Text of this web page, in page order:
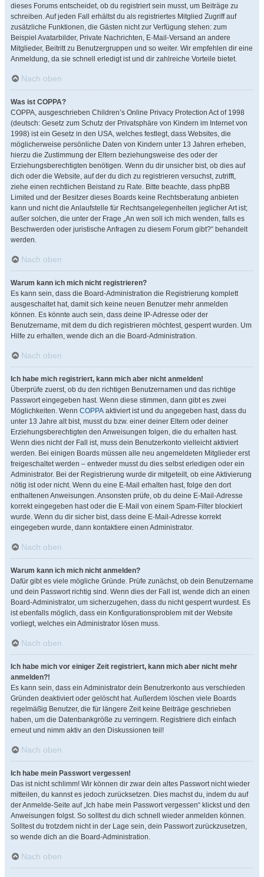
dieses Forums entscheidet, ob du registriert sein musst, um Beiträge zu
schreiben. Auf jeden Fall erhältst du als registriertes Mitglied Zugriff auf
zusätzliche Funktionen, die Gästen nicht zur Verfügung stehen: zum
Beispiel Avatarbilder, Private Nachrichten, E-Mail-Versand an andere
Mitglieder, Beitritt zu Benutzergruppen und so weiter. Wir empfehlen dir eine
Anmeldung, da sie schnell erledigt ist und dir zahlreiche Vorteile bietet.
Nach oben
Was ist COPPA?
COPPA, ausgeschrieben Children’s Online Privacy Protection Act of 1998
(deutsch: Gesetz zum Schutz der Privatsphäre von Kindern im Internet von
1998) ist ein Gesetz in den USA, welches festlegt, dass Websites, die
möglicherweise persönliche Daten von Kindern unter 13 Jahren erheben,
hierzu die Zustimmung der Eltern beziehungsweise des oder der
Erziehungsberechtigten benötigen. Wenn du dir unsicher bist, ob dies auf
dich oder die Website, auf der du dich zu registrieren versuchst, zutrifft,
ziehe einen rechtlichen Beistand zu Rate. Bitte beachte, dass phpBB
Limited und der Besitzer dieses Boards keine Rechtsberatung anbieten
kann und nicht die Anlaufstelle für Rechtsangelegenheiten jeglicher Art ist;
außer solchen, die unter der Frage „An wen soll ich mich wenden, falls es
Beschwerden oder juristische Anfragen zu diesem Forum gibt?“ behandelt
werden.
Nach oben
Warum kann ich mich nicht registrieren?
Es kann sein, dass die Board-Administration die Registrierung komplett
ausgeschaltet hat, damit sich keine neuen Benutzer mehr anmelden
können. Es könnte auch sein, dass deine IP-Adresse oder der
Benutzername, mit dem du dich registrieren möchtest, gesperrt wurden. Um
Hilfe zu erhalten, wende dich an die Board-Administration.
Nach oben
Ich habe mich registriert, kann mich aber nicht anmelden!
Überprüfe zuerst, ob du den richtigen Benutzernamen und das richtige
Passwort eingegeben hast. Wenn diese stimmen, dann gibt es zwei
Möglichkeiten. Wenn COPPA aktiviert ist und du angegeben hast, dass du
unter 13 Jahre alt bist, musst du bzw. einer deiner Eltern oder deiner
Erziehungsberechtigten den Anweisungen folgen, die du erhalten hast.
Wenn dies nicht der Fall ist, muss dein Benutzerkonto vielleicht aktiviert
werden. Bei einigen Boards müssen alle neu angemeldeten Mitglieder erst
freigeschaltet werden – entweder musst du dies selbst erledigen oder ein
Administrator. Bei der Registrierung wurde dir mitgeteilt, ob eine Aktivierung
nötig ist oder nicht. Wenn du eine E-Mail erhalten hast, folge den dort
enthaltenen Anweisungen. Ansonsten prüfe, ob du deine E-Mail-Adresse
korrekt eingegeben hast oder die E-Mail von einem Spam-Filter blockiert
wurde. Wenn du dir sicher bist, dass deine E-Mail-Adresse korrekt
eingegeben wurde, dann kontaktiere einen Administrator.
Nach oben
Warum kann ich mich nicht anmelden?
Dafür gibt es viele mögliche Gründe. Prüfe zunächst, ob dein Benutzername
und dein Passwort richtig sind. Wenn dies der Fall ist, wende dich an einen
Board-Administrator, um sicherzugehen, dass du nicht gesperrt wurdest. Es
ist ebenfalls möglich, dass ein Konfigurationsproblem mit der Website
vorliegt, welches ein Administrator lösen muss.
Nach oben
Ich habe mich vor einiger Zeit registriert, kann mich aber nicht mehr
anmelden?!
Es kann sein, dass ein Administrator dein Benutzerkonto aus verschieden
Gründen deaktiviert oder gelöscht hat. Außerdem löschen viele Boards
regelmäßig Benutzer, die für längere Zeit keine Beiträge geschrieben
haben, um die Datenbankgröße zu verringern. Registriere dich einfach
erneut und nimm aktiv an den Diskussionen teil!
Nach oben
Ich habe mein Passwort vergessen!
Das ist nicht schlimm! Wir können dir zwar dein altes Passwort nicht wieder
mitteilen, du kannst es jedoch zurücksetzen. Dies machst du, indem du auf
der Anmelde-Seite auf „Ich habe mein Passwort vergessen“ klickst und den
Anweisungen folgst. So solltest du dich schnell wieder anmelden können.
Solltest du trotzdem nicht in der Lage sein, dein Passwort zurückzusetzen,
so wende dich an die Board-Administration.
Nach oben